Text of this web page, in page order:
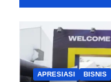
APRESIASI BISNIS